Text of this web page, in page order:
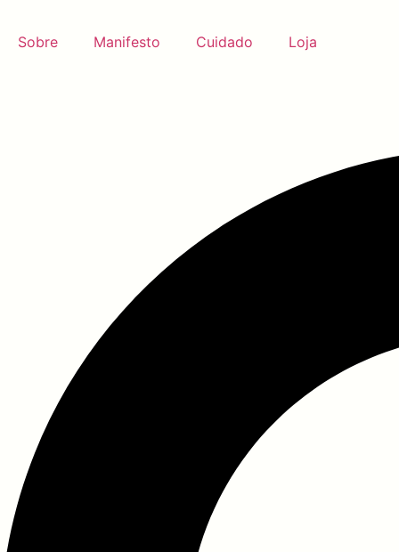
Sobre Manifesto Cuidado Loja